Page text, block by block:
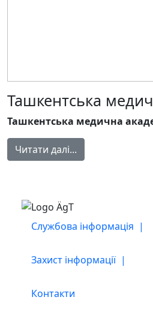
Ташкентська
Ташкентська медична
Читати далі...
Службова інформація |
Захист інформації |
Контакти